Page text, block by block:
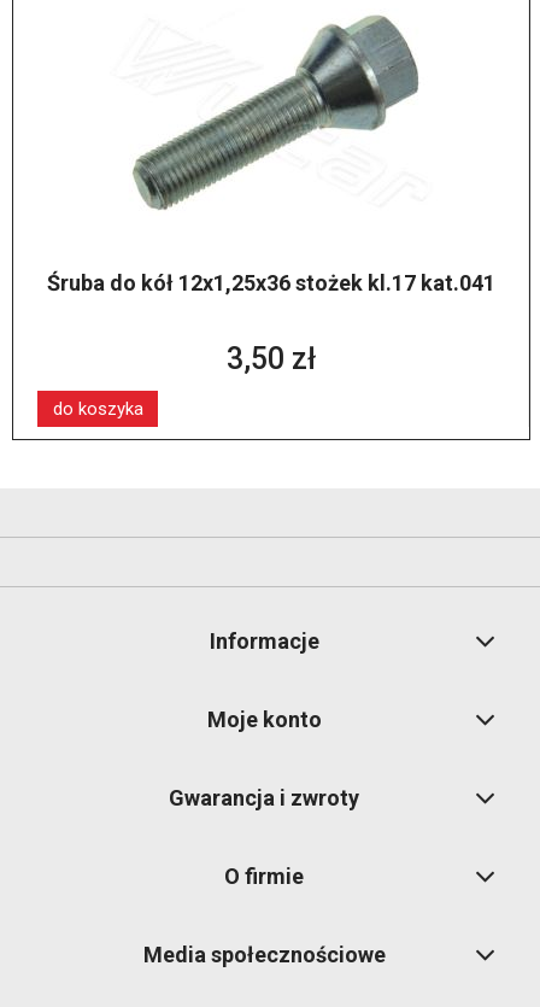
Śruba do kół 12x1,25x36 stożek kl.17 kat.041
3,50 zł
do koszyka
Informacje
Moje konto
Gwarancja i zwroty
O firmie
Media społecznościowe